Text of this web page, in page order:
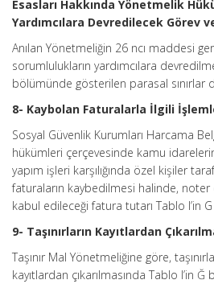
Esasları Hakkında Yönetmelik
Yardımcılara Devredilecek Görev
Anılan Yönetmeliğin 26 ncı maddesi
sorumlulukların yardımcılara
bölümünde gösterilen parasal sınırlar
8- Kaybolan Faturalarla İlgili
Sosyal Güvenlik Kurumları Harcama
hükümleri çerçevesinde kamu
yapım işleri karşılığında özel kişiler
faturaların kaybedilmesi halinde, noter
kabul edileceği fatura tutarı Tablo I’in
9- Taşınırların Kayıtlardan
Taşınır Mal Yönetmeliğine göre,
kayıtlardan çıkarılmasında Tablo I’in